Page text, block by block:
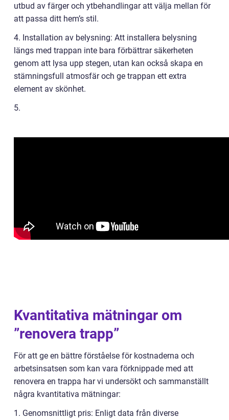
utbud av färger och ytbehandlingar att välja mellan för
att passa ditt hem’s stil.
4. Installation av belysning: Att installera belysning
längs med trappan inte bara förbättrar säkerheten
genom att lysa upp stegen, utan kan också skapa en
stämningsfull atmosfär och ge trappan ett extra
element av skönhet.
5.
Kvantitativa mätningar om
”renovera trapp”
För att ge en bättre förståelse för kostnaderna och
arbetsinsatsen som kan vara förknippade med att
renovera en trappa har vi undersökt och sammanställt
några kvantitativa mätningar:
1. Genomsnittligt pris: Enligt data från diverse